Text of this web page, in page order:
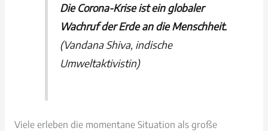
Die Corona-Krise ist ein globaler
Wachruf der Erde an die Menschheit.
(Vandana Shiva, indische
Umweltaktivistin)
Viele erleben die momentane Situation als große